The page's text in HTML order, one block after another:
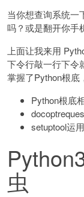
当你想查询系统一
吗？或是翻开你手
上面让我来用
下令行敲一行下令
掌握了Python根底
Python根底
setuptool运用
虫